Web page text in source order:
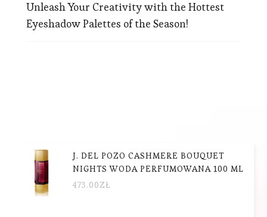
Unleash Your Creativity with the Hottest
Eyeshadow Palettes of the Season!
J. DEL POZO CASHMERE BOUQUET
NIGHTS WODA PERFUMOWANA 100 ML
473.00ZŁ